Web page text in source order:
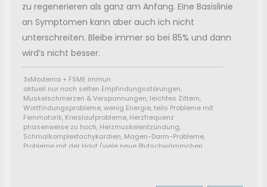
zu regenerieren als ganz am Anfang. Eine Basislinie
an Symptomen kann aber auch ich nicht
unterschreiten. Bleibe immer so bei 85% und dann
wird’s nicht besser.
3xModerna + FSME immun
aktuell nur noch selten Empfindungsstörungen,
Muskelschmerzen & Verspannungen, leichtes Zittern,
Wortfindungsprobleme, wenig Energie, teils Probleme mit
Feinmotorik, Kreislaufprobleme, Herzfrequenz
phasenweise zu hoch, Herzmuskelentzündung,
Schmalkomplextachykardien, Magen-Darm-Probleme,
Probleme mit der Haut (viele neue Blutschwämmchen